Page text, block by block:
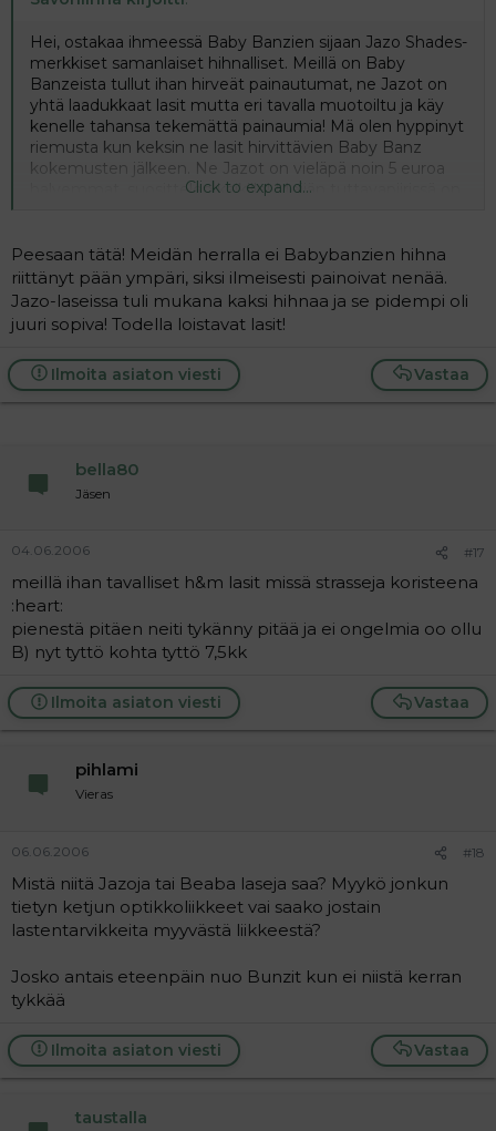
Hei, ostakaa ihmeessä Baby Banzien sijaan Jazo Shades-
merkkiset samanlaiset hihnalliset. Meillä on Baby
Banzeista tullut ihan hirveät painautumat, ne Jazot on
yhtä laadukkaat lasit mutta eri tavalla muotoiltu ja käy
kenelle tahansa tekemättä painaumia! Mä olen hyppinyt
riemusta kun keksin ne lasit hirvittävien Baby Banz
kokemusten jälkeen. Ne Jazot on vieläpä noin 5 euroa
halvemmat, suosittelen kaikille! Meijän tuttavapiirissä on
Click to expand...
Peesaan tätä! Meidän herralla ei Babybanzien hihna
riittänyt pään ympäri, siksi ilmeisesti painoivat nenää.
Jazo-laseissa tuli mukana kaksi hihnaa ja se pidempi oli
juuri sopiva! Todella loistavat lasit!
Vastaa
Ilmoita asiaton viesti
bella80
Jäsen
04.06.2006 #17
meillä ihan tavalliset h&m lasit missä strasseja koristeena
:heart:
pienestä pitäen neiti tykänny pitää ja ei ongelmia oo ollu
B) nyt tyttö kohta tyttö 7,5kk
Vastaa
Ilmoita asiaton viesti
pihlami
Vieras
06.06.2006 #18
Mistä niitä Jazoja tai Beaba laseja saa? Myykö jonkun
tietyn ketjun optikkoliikkeet vai saako jostain
lastentarvikkeita myyvästä liikkeestä?
Josko antais eteenpäin nuo Bunzit kun ei niistä kerran
tykkää
Vastaa
Ilmoita asiaton viesti
taustalla